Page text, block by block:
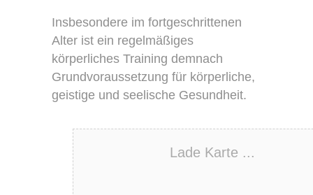
Insbesondere im fortgeschrittenen
Alter ist ein regelmäßiges
körperliches Training demnach
Grundvoraussetzung für körperliche,
geistige und seelische Gesundheit.
Lade Karte ...